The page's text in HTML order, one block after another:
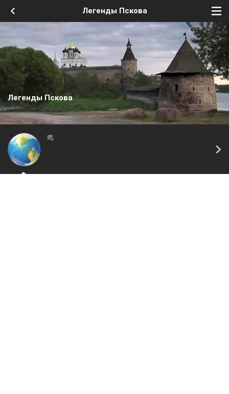
Легенды Пскова
Легенды Пскова